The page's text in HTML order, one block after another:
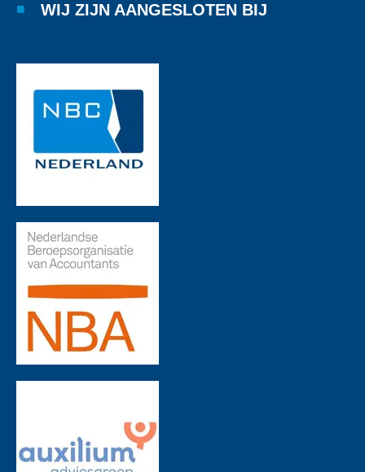
WIJ ZIJN AANGESLOTEN BIJ